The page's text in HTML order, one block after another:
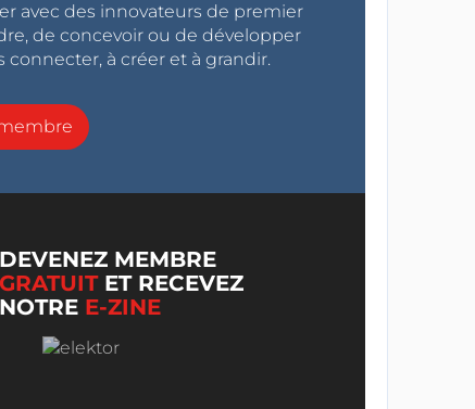
avec des innovateurs de premier
de concevoir ou de développer
connecter, à créer et à grandir.
DEVENEZ MEMBRE
GRATUITET RECEVEZ
NOTRE E-ZINE